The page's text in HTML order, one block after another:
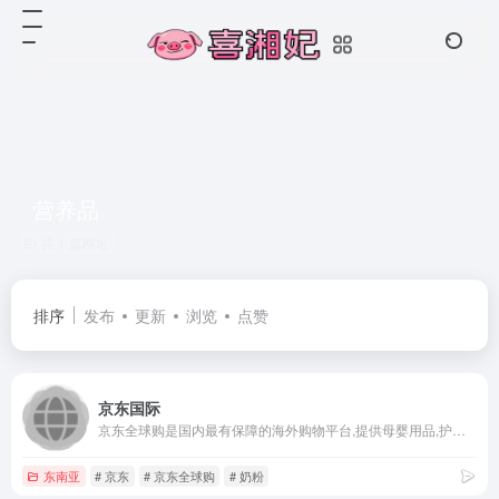
排序 发布 更新 浏览 点赞
京东国际
东南亚 # 京东 # 京东全球购 # 奶粉